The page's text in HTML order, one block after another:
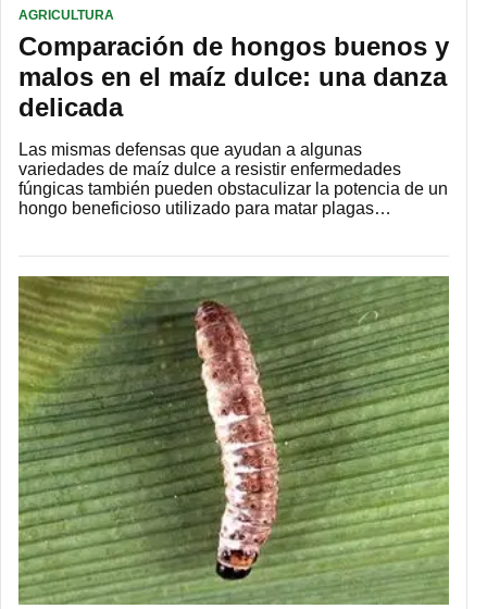
AGRICULTURA
Comparación de hongos buenos y
malos en el maíz dulce: una danza
delicada
Las mismas defensas que ayudan a algunas
variedades de maíz dulce a resistir enfermedades
fúngicas también pueden obstaculizar la potencia de un
hongo beneficioso utilizado para matar plagas…